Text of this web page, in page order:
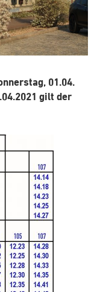
01.04.
gilt der